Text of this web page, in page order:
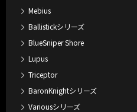
Mebius
Ballistickシリーズ
BlueSniper Shore
Lupus
Triceptor
BaronKnightシリーズ
Variousシリーズ